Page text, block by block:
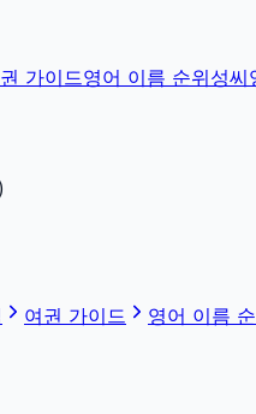
가이드영어 이름 순위성씨
여권 가이드 영어 이름